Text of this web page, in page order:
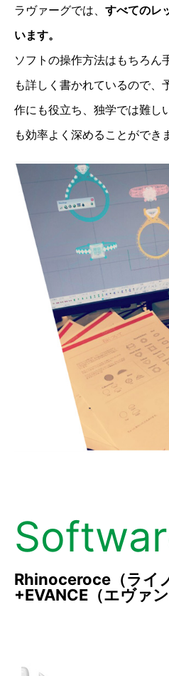
ラヴァーグでは、 すべてのレ
います。
ソフトの操作方法はもちろん
も詳しく書かれているので、
作にも役立ち、独学では難し
も効率よく深めることができ
Rhinoceroce（ライ
+EVANCE（エヴァン